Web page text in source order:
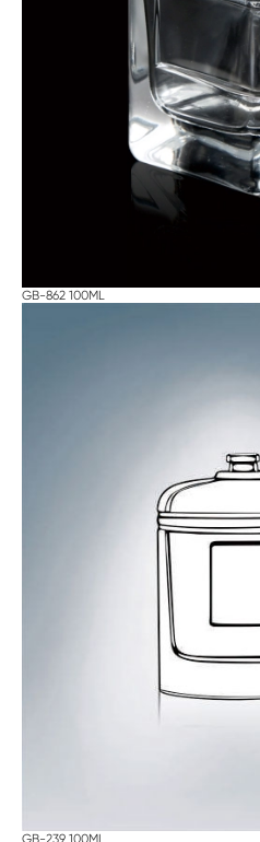
GB-862 100ML